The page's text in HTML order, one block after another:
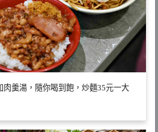
羹湯，隨你喝到飽，炒麵35元一大